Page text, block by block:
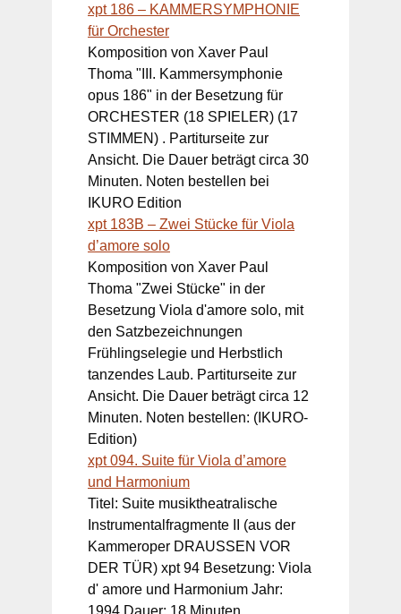
xpt 186 – KAMMERSYMPHONIE
für Orchester
Komposition von Xaver Paul
Thoma "III. Kammersymphonie
opus 186" in der Besetzung für
ORCHESTER (18 SPIELER) (17
STIMMEN) . Partiturseite zur
Ansicht. Die Dauer beträgt circa 30
Minuten. Noten bestellen bei
IKURO Edition
xpt 183B – Zwei Stücke für Viola
d’amore solo
Komposition von Xaver Paul
Thoma "Zwei Stücke" in der
Besetzung Viola d'amore solo, mit
den Satzbezeichnungen
Frühlingselegie und Herbstlich
tanzendes Laub. Partiturseite zur
Ansicht. Die Dauer beträgt circa 12
Minuten. Noten bestellen: (IKURO-
Edition)
xpt 094. Suite für Viola d’amore
und Harmonium
Titel: Suite musiktheatralische
Instrumentalfragmente II (aus der
Kammeroper DRAUSSEN VOR
DER TÜR) xpt 94 Besetzung: Viola
d' amore und Harmonium Jahr: